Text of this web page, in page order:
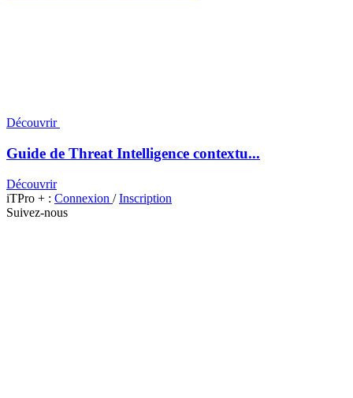
Découvrir
Guide de Threat Intelligence contextu...
Découvrir
iTPro + : Connexion /Inscription
Suivez-nous